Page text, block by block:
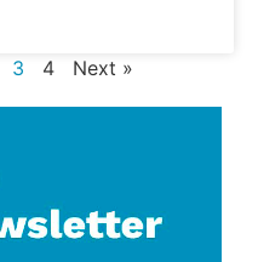
3 4 Next »